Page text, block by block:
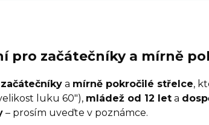
pro začátečníky a mírně
začátečníky a mírně pokročilé střelce,
luku 60"), mládež od 12 let a
– prosím uveďte v poznámce.